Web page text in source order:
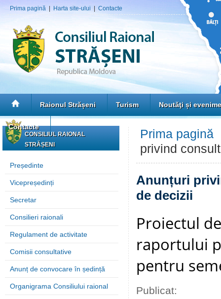
Prima pagină Harta site-ului Contacte
Raionul Strășeni Turism Noutăţi și
Contacte
CONSILIUL RAIONAL
STRĂȘENI
Președinte
Vicepreședinți
Secretar
Consilieri raionali
Regulament de activitate
Comisii consultative
Anunț de convocare în ședință
Organigrama Consiliului raional
Prima pagină
privind
Anunțuri
de decizii
Proiectul
raportului
pentru
Publicat: